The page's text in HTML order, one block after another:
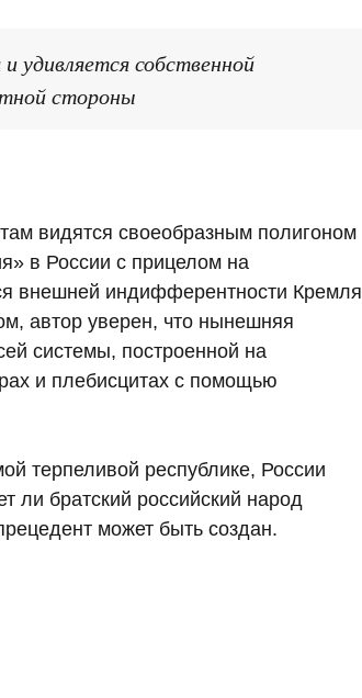
удивляется собственной
стороны
видятся своеобразным полигоном
в России с прицелом на
внешней индифферентности Кремля
автор уверен, что нынешняя
системы, построенной на
и плебисцитах с помощью
терпеливой республике, России
ли братский российский народ
может быть создан.